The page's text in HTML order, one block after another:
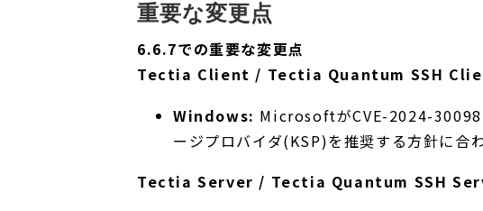
重要な変更点
6.6.7での重要な変更点
Tectia Client / Tectia Quantum SSH
Windows: MicrosoftがCVE-2024-30098
ージプロバイダ(KSP)を推奨する方針に合
Tectia Server / Tectia Quantum SSH